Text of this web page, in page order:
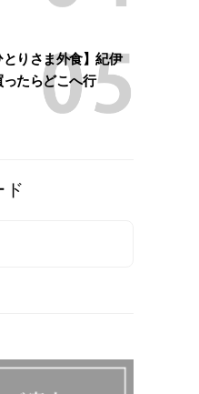
とりさま外食】紀伊
たらどこへ行
ド